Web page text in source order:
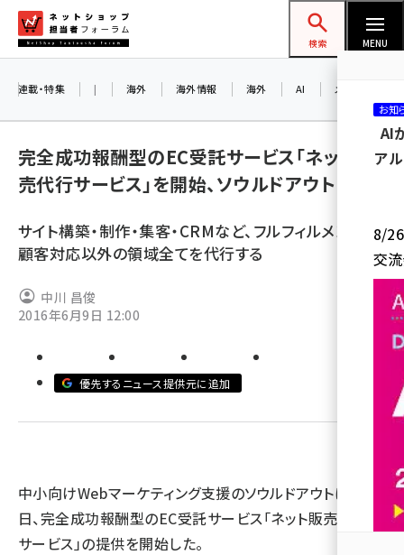
ン
ネットショップ担当者フォーラム
検索 MENU
yahoo (1896)
ecbeing (1204)
base (1068)
連載・特集 | 海外 海外情報 海外 AI メタバース
完全成功報酬型のEC受託サービス「ネット販
売代行サービス」を開始、ソウルドアウト
サイト構築・制作・集客・CRMなど、フルフィルメントと
顧客対応以外の領域全てを代行する
中川 昌俊
2016年6月9日 12:00
優先するニュース提供元に追加
中小向けWebマーケティング支援のソウルドアウトは6月8
日、完全成功報酬型のEC受託サービス「ネット販売代行
サービス」の提供を開始した。
お知
AI
ア
8/26
交